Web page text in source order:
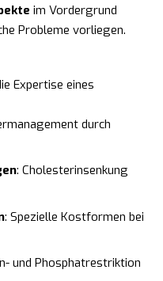
im Vordergrund
Probleme vorliegen.
Expertise eines
durch
: Cholesterinsenkung
: Spezielle Kostformen bei
und Phosphatrestriktion